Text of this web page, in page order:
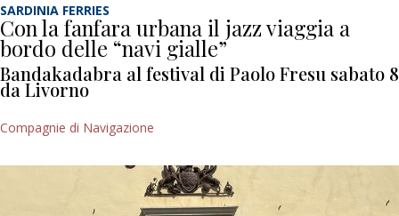
SARDINIA FERRIES
Con la fanfara urbana il jazz viaggia a
bordo delle “navi gialle”
Bandakadabra al festival di Paolo Fresu sabato 8
da Livorno
Compagnie di Navigazione